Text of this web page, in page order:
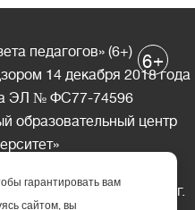
педагогов» (6+)
14 декабря 2018 года
ЭЛ № ФС77-74596
образовательный центр
Республика Карелия, г.
6+
гарантировать вам
сайтом, вы